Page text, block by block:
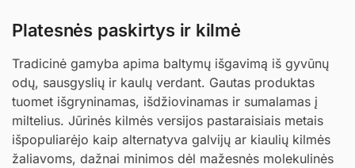
Platesnės paskirtys ir kilmė
Tradicinė gamyba apima baltymų išgavimą iš gyvūnų
odų, sausgyslių ir kaulų verdant. Gautas produktas
tuomet išgryninamas, išdžiovinamas ir sumalamas į
miltelius. Jūrinės kilmės versijos pastaraisiais metais
išpopuliarėjo kaip alternatyva galvijų ar kiaulių kilmės
žaliavoms, dažnai minimos dėl mažesnės molekulinės